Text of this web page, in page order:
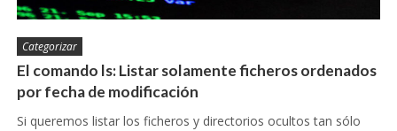
Categorizar
El comando ls: Listar solamente ficheros ordenados
por fecha de modificación
Si queremos listar los ficheros y directorios ocultos tan sólo